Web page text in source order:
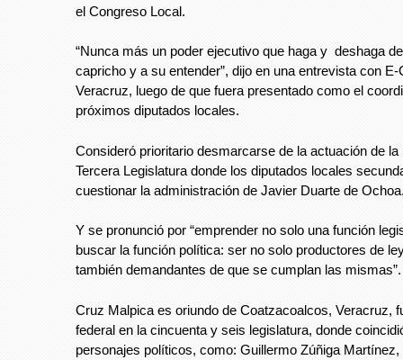
el Congreso Local.
“Nunca más un poder ejecutivo que haga y deshaga
capricho y a su entender”, dijo en una entrevista con E-
Veracruz, luego de que fuera presentado como el
próximos diputados locales.
Consideró prioritario desmarcarse de la actuación de
Tercera Legislatura donde los diputados locales
cuestionar la administración de Javier Duarte de
Y se pronunció por “emprender no solo una función
buscar la función política: ser no solo productores de
también demandantes de que se cumplan las mismas”.
Cruz Malpica es oriundo de Coatzacoalcos, Veracruz,
federal en la cincuenta y seis legislatura, donde
personajes políticos, como: Guillermo Zúñiga Martínez,